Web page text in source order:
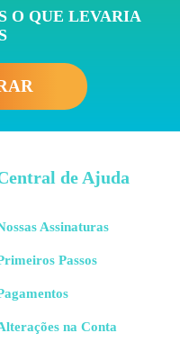
O QUE LEVARIA
de Ajuda
Assinaturas
Passos
na Conta